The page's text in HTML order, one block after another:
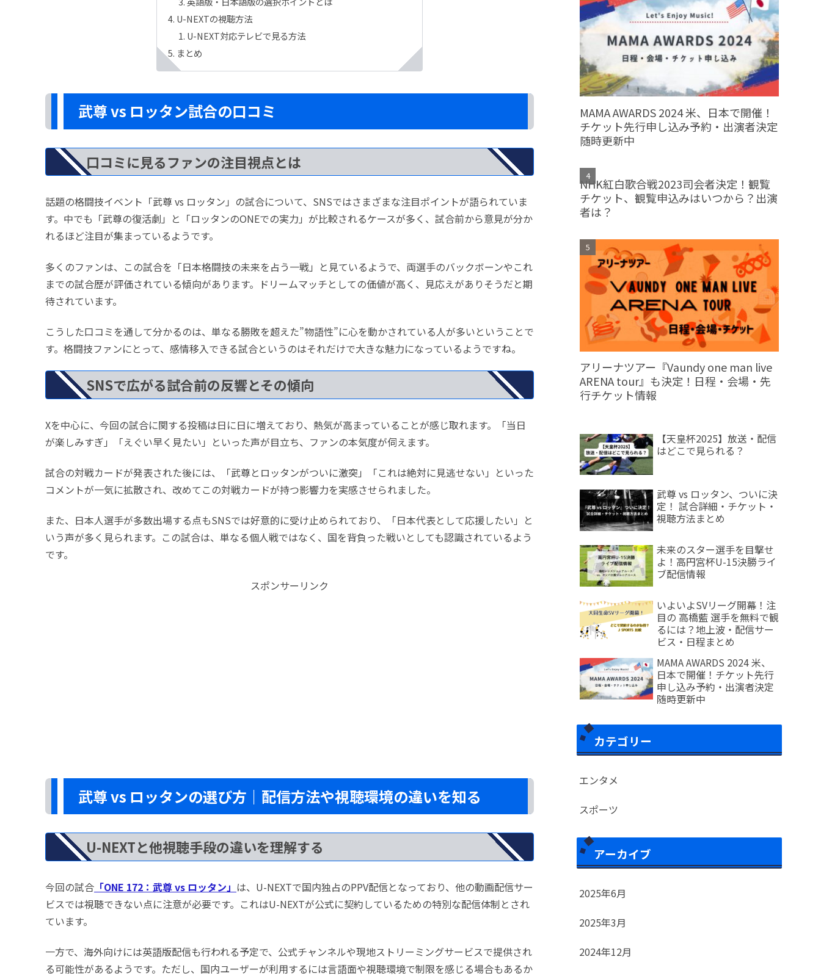
U-NEXTの視聴方法
U-NEXT対応テレビで見る方法
まとめ
武尊 vs ロッタン試合の口コミ
口コミに見るファンの注目視点とは
話題の格闘技イベント「武尊 vs ロッタン」の試合について、SNSではさまざまな注目ポイントが語られていま
す。中でも「武尊の復活劇」と「ロッタンのONEでの実力」が比較されるケースが多く、試合前から意見が分か
れるほど注目が集まっているようです。
多くのファンは、この試合を「日本格闘技の未来を占う一戦」と見ているようで、両選手のバックボーンやこれ
までの試合歴が評価されている傾向があります。ドリームマッチとしての価値が高く、見応えがありそうだと期
待されています。
こうした口コミを通して分かるのは、単なる勝敗を超えた”物語性”に心を動かされている人が多いということで
す。格闘技ファンにとって、感情移入できる試合というのはそれだけで大きな魅力になっているようですね。
SNSで広がる試合前の反響とその傾向
Xを中心に、今回の試合に関する投稿は日に日に増えており、熱気が高まっていることが感じ取れます。「当日
が楽しみすぎ」「えぐい早く見たい」といった声が目立ち、ファンの本気度が伺えます。
試合の対戦カードが発表された後には、「武尊とロッタンがついに激突」「これは絶対に見逃せない」といった
コメントが一気に拡散され、改めてこの対戦カードが持つ影響力を実感させられました。
また、日本人選手が多数出場する点もSNSでは好意的に受け止められており、「日本代表として応援したい」と
いう声が多く見られます。この試合は、単なる個人戦ではなく、国を背負った戦いとしても認識されているよう
です。
スポンサーリンク
武尊 vs ロッタンの選び方｜配信方法や視聴環境の違いを知る
U-NEXTと他視聴手段の違いを理解する
今回の試合 「ONE 172：武尊 vs ロッタン」 は、U-NEXTで国内独占のPPV配信となっており、他の動画配信サー
ビスでは視聴できない点に注意が必要です。これはU-NEXTが公式に契約しているための特別な配信体制とされ
ています。
一方で、海外向けには英語版配信も行われる予定で、公式チャンネルや現地ストリーミングサービスで提供され
る可能性があるようです。ただし、国内ユーザーが利用するには言語面や視聴環境で制限を感じる場合もあるか
MAMA AWARDS 2024 米、日本で開催！
チケット先行申し込み予約・出演者決定
随時更新中
NHK紅白歌合戦2023司会者決定！観覧
チケット、観覧申込みはいつから？出演
者は？
アリーナツアー『Vaundy one man live
ARENA tour』も決定！日程・会場・先
行チケット情報
【天皇杯2025】放送・配信
はどこで見られる？
武尊 vs ロッタン、ついに決
定！ 試合詳細・チケット・
視聴方法まとめ
未来のスター選手を目撃せ
よ！高円宮杯U-15決勝ライ
ブ配信情報
いよいよSVリーグ開幕！注
目の 高橋藍 選手を無料で観
るには？地上波・配信サー
ビス・日程まとめ
MAMA AWARDS 2024 米、
日本で開催！チケット先行
申し込み予約・出演者決定
随時更新中
カテゴリー
エンタメ
スポーツ
アーカイブ
2025年6月
2025年3月
2024年12月